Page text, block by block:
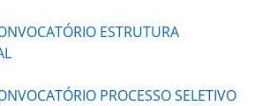
ESTRUTURA
PROCESSO SELETIVO